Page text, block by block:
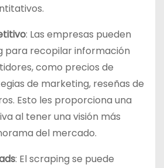
: Las empresas pueden
para recopilar información
como precios de
de marketing, reseñas de
Esto les proporciona una
al tener una visión más
del mercado.
: El scraping se puede